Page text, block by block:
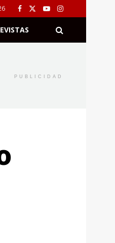
PUBLICIDAD